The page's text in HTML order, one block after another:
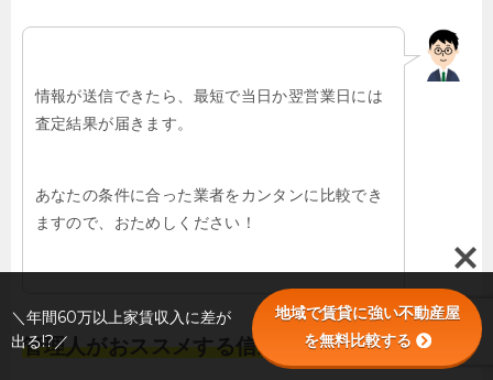
情報が送信できたら、最短で当日か翌営業日には
査定結果が届きます。
あなたの条件に合った業者をカンタンに比較でき
ますので、おためしください！
管理人がおススメする信頼できる業者を探せる
＼年間60万以上家賃収入に差が
出る!?／
地域で賃貸に強い不動産屋
を無料比較する